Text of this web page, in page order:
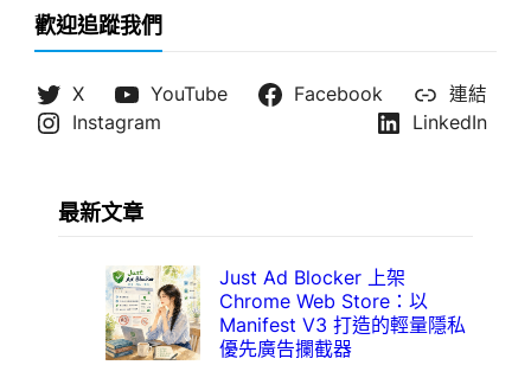
歡迎追蹤我們
X YouTube Facebook
連結
Instagram
LinkedIn
最新文章
Just Ad Blocker 上架
Chrome Web Store：以
Manifest V3 打造的輕量隱私
優先廣告攔截器